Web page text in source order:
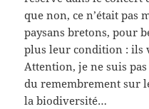
que non, ce n’était pas
paysans bretons, pour
plus leur condition : ils
Attention, je ne suis
du remembrement sur
la biodiversité…